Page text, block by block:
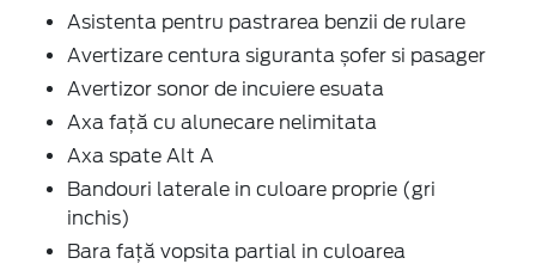
Asistenta pentru pastrarea benzii de rulare
Avertizare centura siguranta șofer si pasager
Avertizor sonor de incuiere esuata
Axa față cu alunecare nelimitata
Axa spate Alt A
Bandouri laterale in culoare proprie (gri
inchis)
Bara față vopsita partial in culoarea